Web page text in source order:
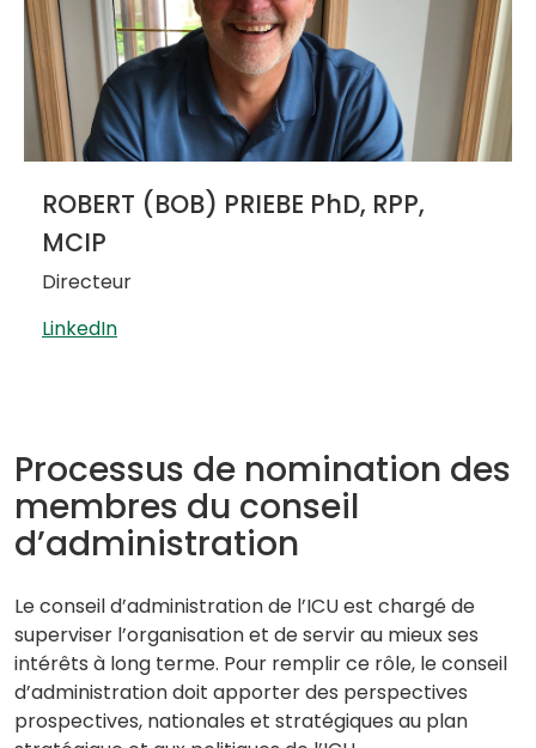
ROBERT (BOB) PRIEBE PhD, RPP,
MCIP
Directeur
LinkedIn
Processus de nomination des
membres du conseil
d’administration
Le conseil d’administration de l’ICU est chargé de
superviser l’organisation et de servir au mieux ses
intérêts à long terme. Pour remplir ce rôle, le conseil
d’administration doit apporter des perspectives
prospectives, nationales et stratégiques au plan